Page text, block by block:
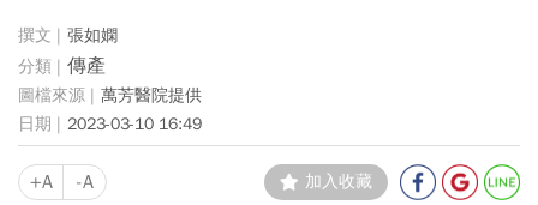
張如嫻
傳產
萬芳醫院提供
2023-03-10 16:49
+A -A 加入收藏